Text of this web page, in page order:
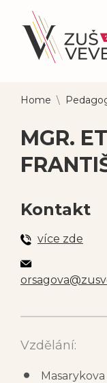
Home \
MGR.
Kontakt
více zde
Vzdělání: